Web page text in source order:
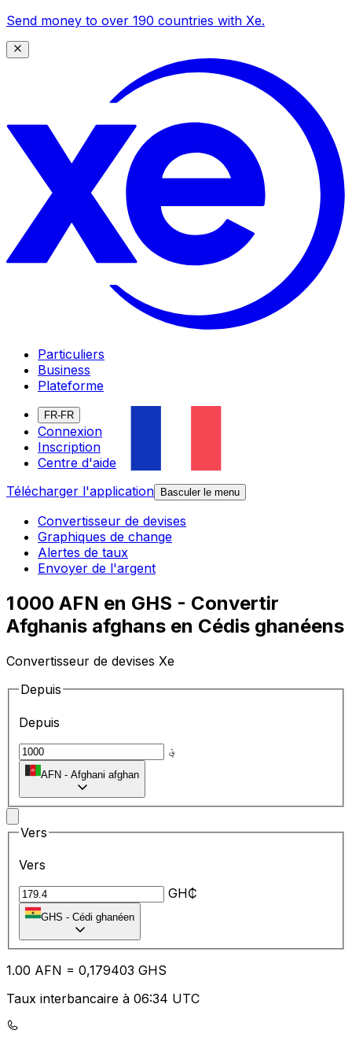
Send money to over 190 countries with Xe.
Particuliers
Business
Plateforme
FR-FR
Connexion
Inscription
Centre d'aide
Télécharger l'application
Basculer le menu
Convertisseur de devises
Graphiques de change
Alertes de taux
Envoyer de l'argent
1 000 AFN en GHS - Convertir
Afghanis afghans en Cédis ghanéens
Convertisseur de devises Xe
Depuis
Depuis
؋
AFN - Afghani afghan
Vers
Vers
GH₵
GHS - Cédi ghanéen
1.00 AFN = 0,179403 GHS
Taux interbancaire à 06:34 UTC